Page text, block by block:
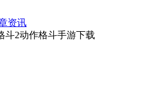
资讯
斗2动作格斗手游下载